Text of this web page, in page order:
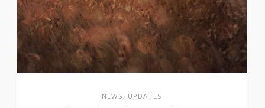
NEWS , UPDATES